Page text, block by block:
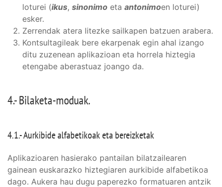
loturei (ikus, sinonimo eta antonimoen loturei)
esker.
Zerrendak atera litezke sailkapen batzuen arabera.
Kontsultagileak bere ekarpenak egin ahal izango
ditu zuzenean aplikazioan eta horrela hiztegia
etengabe aberastuaz joango da.
4.- Bilaketa-moduak.
4.1.- Aurkibide alfabetikoak eta bereizketak
Aplikazioaren hasierako pantailan bilatzailearen
gainean euskarazko hiztegiaren aurkibide alfabetikoa
dago. Aukera hau dugu paperezko formatuaren antzik